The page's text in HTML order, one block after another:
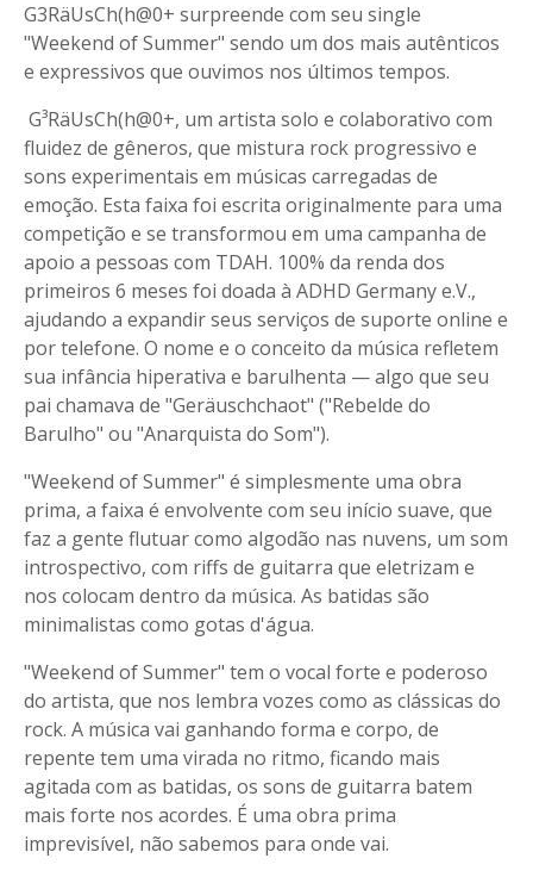
G3RäUsCh(h@0+ surpreende com seu single
"Weekend of Summer" sendo um dos mais autênticos
e expressivos que ouvimos nos últimos tempos.
G³RäUsCh(h@0+, um artista solo e colaborativo com
fluidez de gêneros, que mistura rock progressivo e
sons experimentais em músicas carregadas de
emoção. Esta faixa foi escrita originalmente para uma
competição e se transformou em uma campanha de
apoio a pessoas com TDAH. 100% da renda dos
primeiros 6 meses foi doada à ADHD Germany e.V.,
ajudando a expandir seus serviços de suporte online e
por telefone. O nome e o conceito da música refletem
sua infância hiperativa e barulhenta — algo que seu
pai chamava de "Geräuschchaot" ("Rebelde do
Barulho" ou "Anarquista do Som").
"Weekend of Summer" é simplesmente uma obra
prima, a faixa é envolvente com seu início suave, que
faz a gente flutuar como algodão nas nuvens, um som
introspectivo, com riffs de guitarra que eletrizam e
nos colocam dentro da música. As batidas são
minimalistas como gotas d'água.
"Weekend of Summer" tem o vocal forte e poderoso
do artista, que nos lembra vozes como as clássicas do
rock. A música vai ganhando forma e corpo, de
repente tem uma virada no ritmo, ficando mais
agitada com as batidas, os sons de guitarra batem
mais forte nos acordes. É uma obra prima
imprevisível, não sabemos para onde vai.